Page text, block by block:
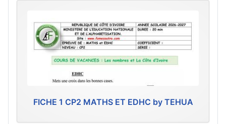
FICHE 1 CP2 MATHS ET EDHC by TEHUA